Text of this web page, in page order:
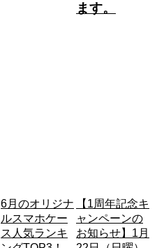
ます。
6月のオリジナ
ルスマホケー
ス人気ランキ
【1周年記念キ
ャンペーンの
お知らせ】1月